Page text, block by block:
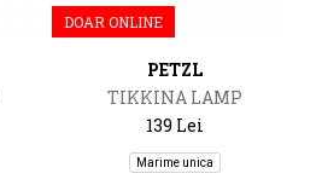
DOAR ONLINE
PETZL
TIKKINA LAMP
139 Lei
Marime unica